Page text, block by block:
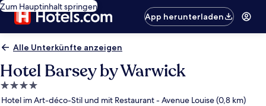
Zum Hauptinhalt springen
App herunterladen
Alle Unterkünfte anzeigen
Hotel Barsey by Warwick
4.0-
Sterne-
Hotel im Art-déco-Stil und mit Restaurant - Avenue Louise (0,8 km)